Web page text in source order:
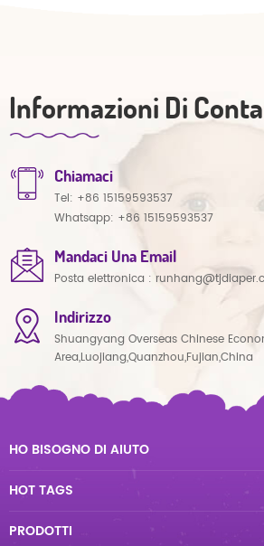
Informazioni Di
Chiamaci
Tel: +86 15159593537
Whatsapp: +86 15159593537
Mandaci Una Email
Posta elettronica :
Indirizzo
Shuangyang Overseas Chinese
Area,Luojiang,Quanzhou,Fujian,China
HO BISOGNO DI AIUTO
HOT TAGS
PRODOTTI